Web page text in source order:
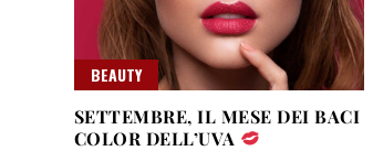
BEAUTY
SETTEMBRE, IL MESE DEI BACI
COLOR DELL’UVA